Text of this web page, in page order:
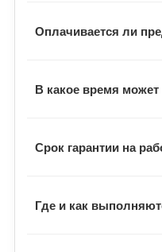
Замерщик
Оплачивается ли
Выезд мастера
В какое время может
Визит мастера
Срок гарантии на
В договоре указан
Где и как